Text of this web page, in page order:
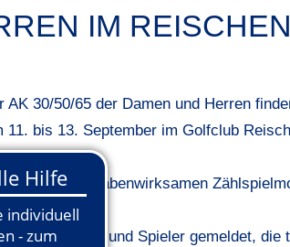
IM
30/50/65 der Damen und Herren
bis 13. September im Golfclub
im vorgabenwirksamen
Spielerinnen und Spieler gemeldet, die